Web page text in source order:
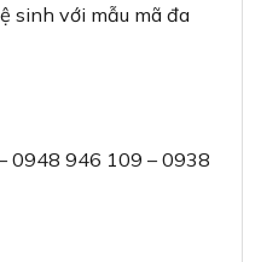
sinh với mẫu mã đa
0948 946 109 – 0938